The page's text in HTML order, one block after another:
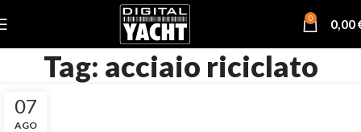
0 0,00
Tag: acciaio riciclato
07
AGO